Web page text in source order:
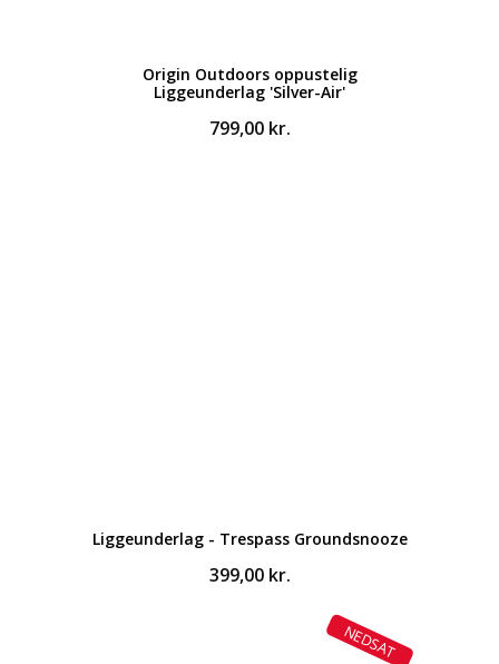
Origin Outdoors oppustelig
Liggeunderlag 'Silver-Air'
799,00 kr.
Liggeunderlag - Trespass Groundsnooze
399,00 kr.
NEDSAT